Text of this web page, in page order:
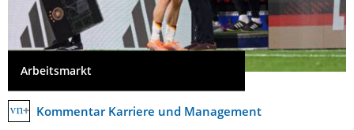
Arbeitsmarkt
Kommentar Karriere und Management